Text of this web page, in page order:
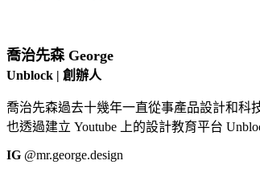
喬治先森 George
Unblock | 創辦人
喬治先森過去十幾年一直從事產品設計和科
也透過建立 Youtube 上的設計教育平台
IG @mr.george.design